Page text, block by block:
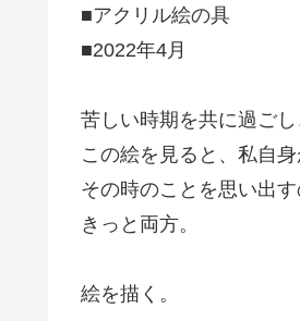
■アクリル絵の具
■2022年4月
苦しい時期を共に過ご
この絵を見ると、私自身
その時のことを思い出
きっと両方。
絵を描く。